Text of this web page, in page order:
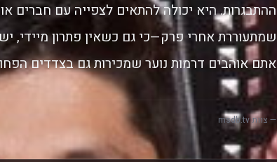
ההתבגרות. היא יכולה להתאים לצפייה עם חברים
שמתעוררת אחרי פרק—כי גם כשאין פתרון מיידי,
אתם אוהבים דרמות נוער שמכירות גם בצדדים
— צוות msdb.tv